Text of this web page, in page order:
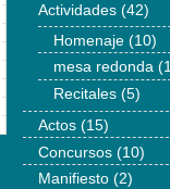
Actividades (42)
Homenaje (10)
mesa redonda
Recitales (5)
Actos (15)
Concursos (10)
Manifiesto (2)